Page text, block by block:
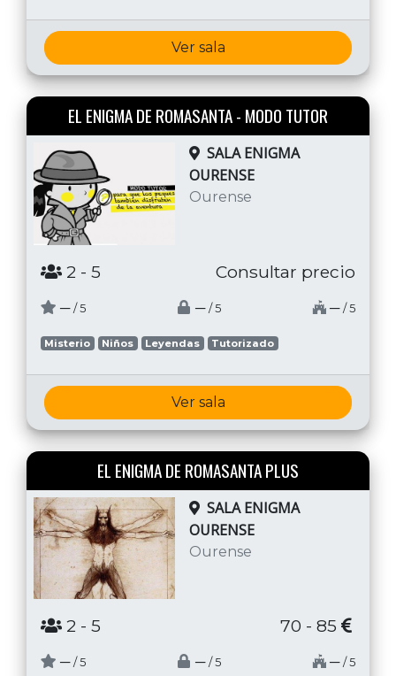
Ver sala
EL ENIGMA DE ROMASANTA - MODO TUTOR
SALA ENIGMA
OURENSE
Ourense
2 - 5 Consultar precio
─ / 5 ─ / 5 ─ / 5
Misterio Niños Leyendas Tutorizado
Ver sala
EL ENIGMA DE ROMASANTA PLUS
SALA ENIGMA
OURENSE
Ourense
2 - 5 70 - 85
─ / 5 ─ / 5 ─ / 5